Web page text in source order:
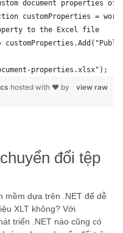
document properties of
customProperties =
to the Excel file
properties.xlsx");
view raw
hosted with ❤ by
đổi tệp
mềm dựa trên .NET để dễ
XLT không? Với
triển .NET nào cũng có